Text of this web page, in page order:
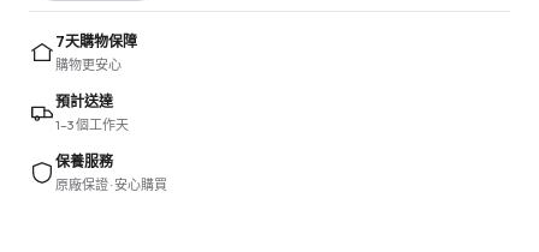
7天購物保障
購物更安心
預計送達
1–3 個工作天
保養服務
原廠保證 · 安心購買